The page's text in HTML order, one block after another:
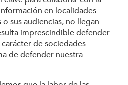
en localidades
sus audiencias, no llegan
imprescindible defender
de sociedades
de defender nuestra